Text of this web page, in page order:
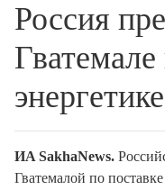
Россия
Гватемале
энергетике
ИA SakhaNews.
Гватемалой по